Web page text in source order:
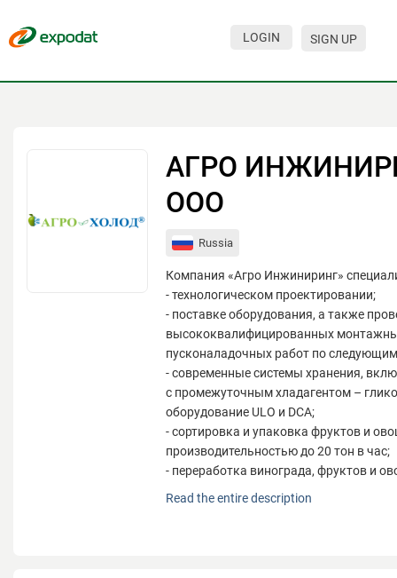
LOGIN SIGN UP
АГРО
ООО
Russia
Компания «Агро Инжиниринг»
- технологическом проектировании;
- поставке оборудования, а также
высококвалифицированных
пусконаладочных работ по
- современные системы хранения,
с промежуточным хладагентом –
оборудование ULO и DCA;
- сортировка и упаковка фруктов и
производительностью до 20 тон в час;
- переработка винограда, фруктов и
Компания «Агро Инжиниринг»
- технологическом проектировании;
Read the entire description
Events
For visitors